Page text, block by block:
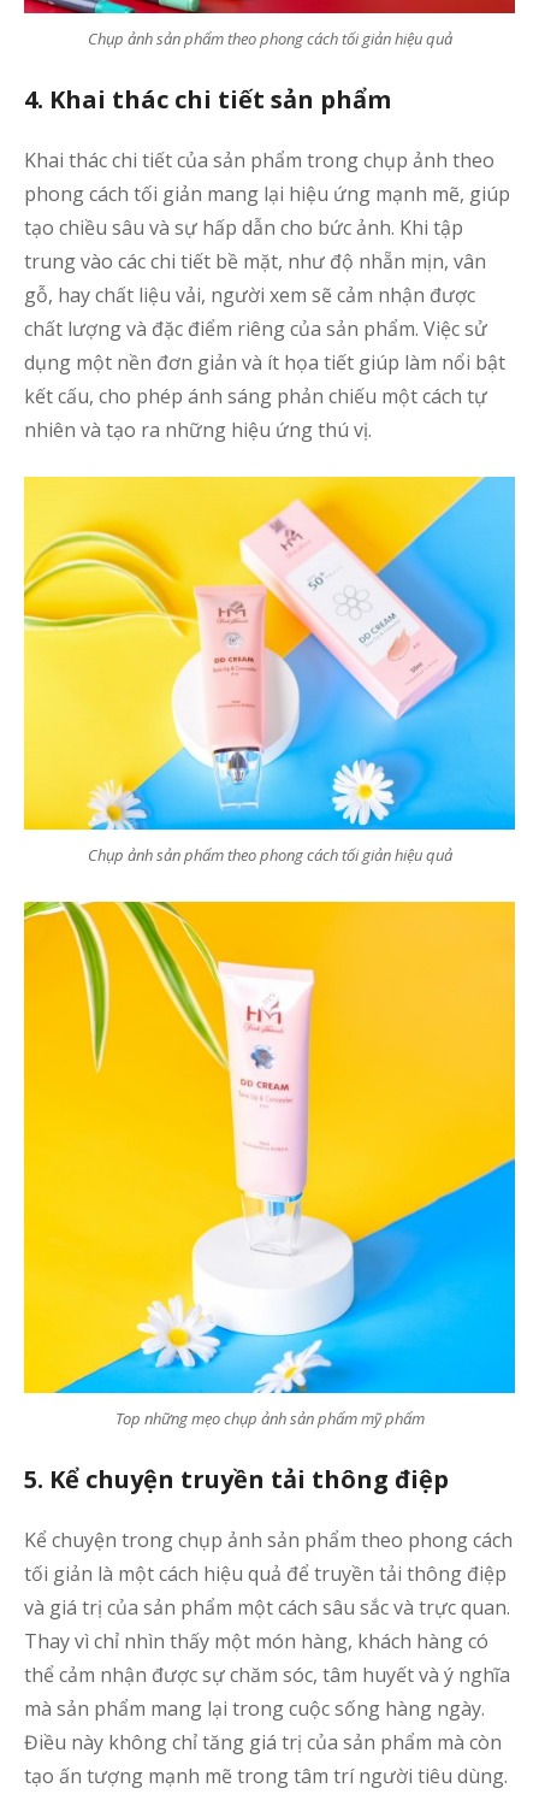
Chụp ảnh sản phẩm theo phong cách tối giản hiệu quả
4. Khai thác chi tiết sản phẩm
Khai thác chi tiết của sản phẩm trong chụp ảnh theo
phong cách tối giản mang lại hiệu ứng mạnh mẽ, giúp
tạo chiều sâu và sự hấp dẫn cho bức ảnh. Khi tập
trung vào các chi tiết bề mặt, như độ nhẵn mịn, vân
gỗ, hay chất liệu vải, người xem sẽ cảm nhận được
chất lượng và đặc điểm riêng của sản phẩm. Việc sử
dụng một nền đơn giản và ít họa tiết giúp làm nổi bật
kết cấu, cho phép ánh sáng phản chiếu một cách tự
nhiên và tạo ra những hiệu ứng thú vị.
Chụp ảnh sản phẩm theo phong cách tối giản hiệu quả
Top những mẹo chụp ảnh sản phẩm mỹ phẩm
5. Kể chuyện truyền tải thông điệp
Kể chuyện trong chụp ảnh sản phẩm theo phong cách
tối giản là một cách hiệu quả để truyền tải thông điệp
và giá trị của sản phẩm một cách sâu sắc và trực quan.
Thay vì chỉ nhìn thấy một món hàng, khách hàng có
thể cảm nhận được sự chăm sóc, tâm huyết và ý nghĩa
mà sản phẩm mang lại trong cuộc sống hàng ngày.
Điều này không chỉ tăng giá trị của sản phẩm mà còn
tạo ấn tượng mạnh mẽ trong tâm trí người tiêu dùng.